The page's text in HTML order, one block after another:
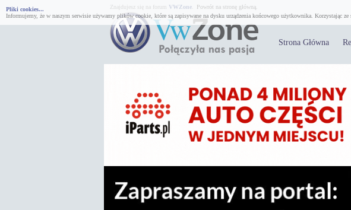
Pliki cookies...
Informujemy, że w naszym serwisie używamy plików cookie, które są zapisywane na dysku urządzenia końcowego użytkownika. Korzystając
Znajdujesz się na forum VWZone. Powrót na stronę główną.
Strona Główna